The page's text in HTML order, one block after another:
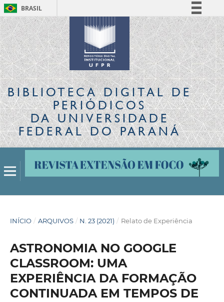
BRASIL
Simplifique!
Comunica BR
Participe
Acesso à informação
Legislação
Canais
BIBLIOTECA DIGITALDE
PERIÓDICOS
DA UNIVERSIDADE
FEDERAL DO PARANÁ
INÍCIO / ARQUIVOS / N. 23 (2021) / Relato de Experiência
ASTRONOMIA NO GOOGLE
CLASSROOM: UMA
EXPERIÊNCIA DA FORMAÇÃO
CONTINUADA EM TEMPOS DE